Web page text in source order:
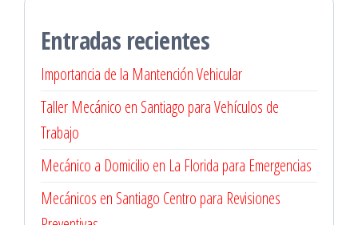
Entradas recientes
Importancia de la Mantención Vehicular
Taller Mecánico en Santiago para Vehículos de
Trabajo
Mecánico a Domicilio en La Florida para Emergencias
Mecánicos en Santiago Centro para Revisiones